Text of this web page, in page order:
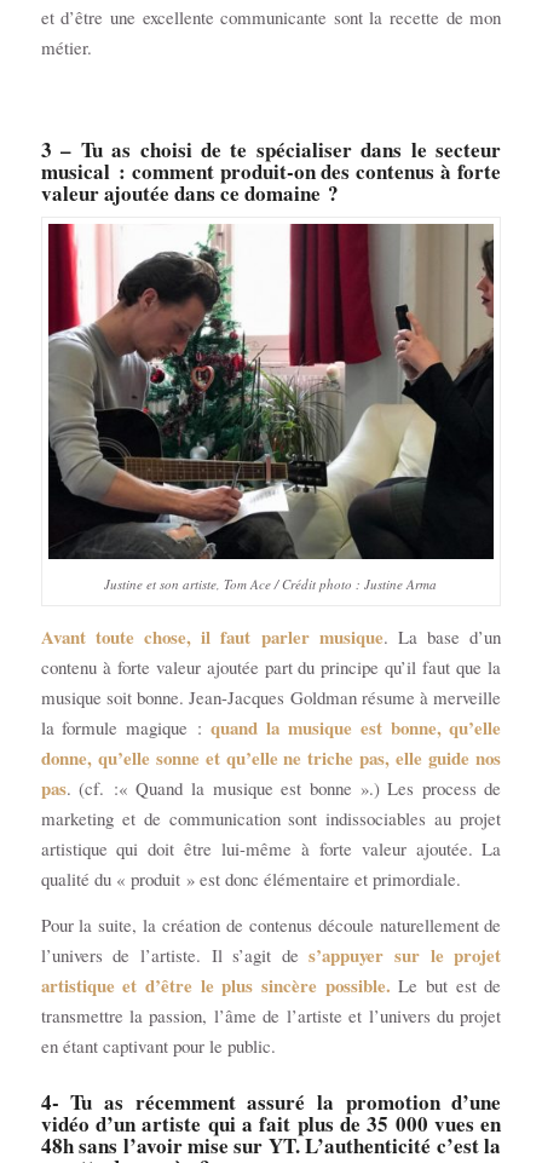
et d’être une excellente communicante sont la recette de mon
métier.
3 – Tu as choisi de te spécialiser dans le secteur
musical : comment produit-on des contenus à forte
valeur ajoutée dans ce domaine ?
Justine et son artiste, Tom Ace / Crédit photo : Justine Arma
Avant toute chose, il faut parler musique. La base d’un
contenu à forte valeur ajoutée part du principe qu’il faut que la
musique soit bonne. Jean-Jacques Goldman résume à merveille
la formule magique :quand la musique est bonne, qu’elle
donne, qu’elle sonne et qu’elle ne triche pas, elle guide nos
pas. (cf. :« Quand la musique est bonne ».) Les process de
marketing et de communication sont indissociables au projet
artistique qui doit être lui-même à forte valeur ajoutée. La
qualité du « produit » est donc élémentaire et primordiale.
Pour la suite, la création de contenus découle naturellement de
l’univers de l’artiste. Il s’agit de s’appuyer sur le projet
artistique et d’être le plus sincère possible. Le but est de
transmettre la passion, l’âme de l’artiste et l’univers du projet
en étant captivant pour le public.
4- Tu as récemment assuré la promotion d’une
vidéo d’un artiste qui a fait plus de 35 000 vues en
48h sans l’avoir mise sur YT. L’authenticité c’est la